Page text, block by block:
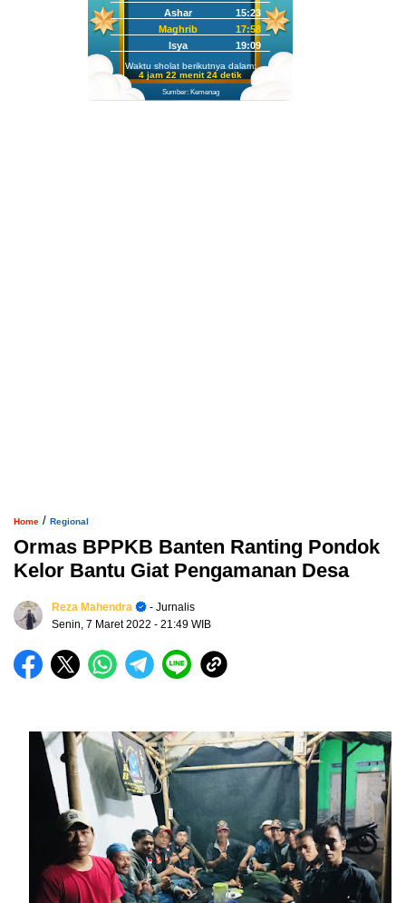
Ashar
15:23
Maghrib
17:58
Isya
19:09
Waktu sholat berikutnya dalam:
4 jam 22 menit 23 detik
Sumber: Kemenag
Home / Regional
Ormas BPPKB Banten Ranting Pondok
Kelor Bantu Giat Pengamanan Desa
Reza Mahendra
- Jurnalis
Senin, 7 Maret 2022 - 21:49 WIB